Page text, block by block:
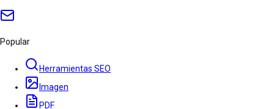
Popular
Herramientas SEO
Imagen
PDF